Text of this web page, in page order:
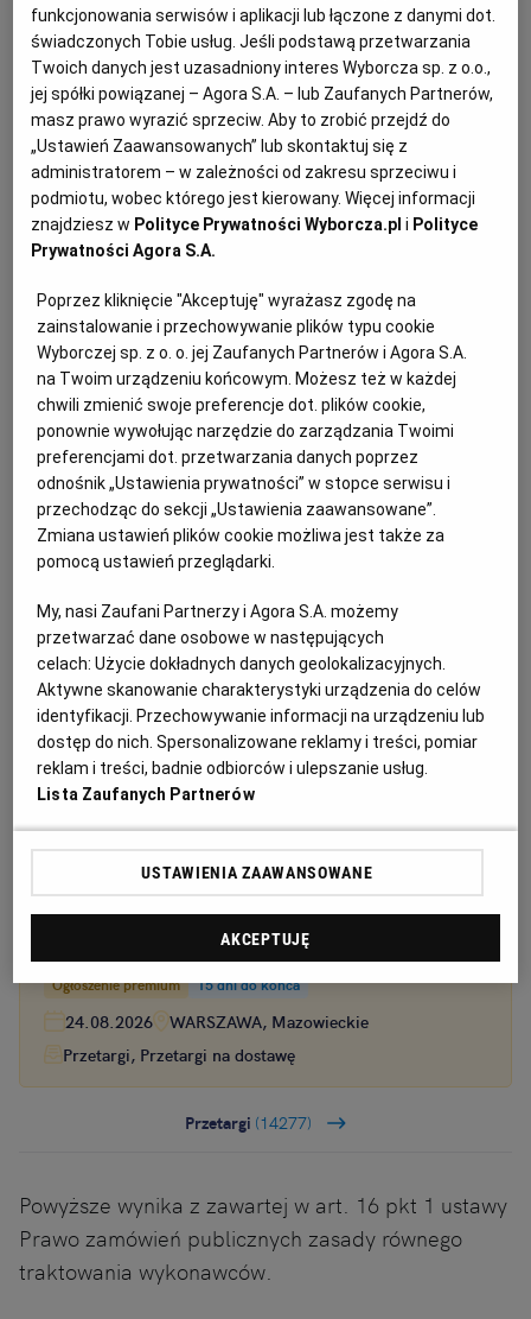
Odpowiedź
Ustawa Prawo zamówień publicznych nie daje
zamawiającemu możliwości ustalania takich
warunków udziału w postępowaniu o zamówienie
publiczne, które dają prawo do ubiegania się o
zamówienie wyłącznie firmom zlokalizowanym na
wskazanym przez zamawiającego terenie, np.
Ogłoszenia z kategorii Przetargi
Spółdzielnia Mieszkaniowa WOLA Administracja
Osiedla Bemowo IV ogłasza przetarg na wymianę
dźwigów
Ogłoszenie premium 15 dni do końca
24.08.2026
WARSZAWA, Mazowieckie
Przetargi, Przetargi na dostawę
Przetargi (14277)
Powyższe wynika z zawartej w art. 16 pkt 1 ustawy
Prawo zamówień publicznych zasady równego
traktowania wykonawców.
funkcjonowania serwisów i aplikacji lub łączone z danymi dot.
świadczonych Tobie usług. Jeśli podstawą przetwarzania
Twoich danych jest uzasadniony interes Wyborcza sp. z o.o.,
jej spółki powiązanej – Agora S.A. – lub Zaufanych Partnerów,
masz prawo wyrazić sprzeciw. Aby to zrobić przejdź do
„Ustawień Zaawansowanych” lub skontaktuj się z
administratorem – w zależności od zakresu sprzeciwu i
podmiotu, wobec którego jest kierowany. Więcej informacji
znajdziesz w Polityce Prywatności Wyborcza.pl i Polityce
Prywatności Agora S.A.
Poprzez kliknięcie "Akceptuję" wyrażasz zgodę na
zainstalowanie i przechowywanie plików typu cookie
Wyborczej sp. z o. o. jej Zaufanych Partnerów i Agora S.A.
na Twoim urządzeniu końcowym. Możesz też w każdej
chwili zmienić swoje preferencje dot. plików cookie,
ponownie wywołując narzędzie do zarządzania Twoimi
preferencjami dot. przetwarzania danych poprzez
odnośnik „Ustawienia prywatności” w stopce serwisu i
przechodząc do sekcji „Ustawienia zaawansowane”.
Zmiana ustawień plików cookie możliwa jest także za
pomocą ustawień przeglądarki.
My, nasi Zaufani Partnerzy i Agora S.A. możemy
przetwarzać dane osobowe w następujących
celach:Użycie dokładnych danych geolokalizacyjnych.
Aktywne skanowanie charakterystyki urządzenia do celów
identyfikacji. Przechowywanie informacji na urządzeniu lub
dostęp do nich. Spersonalizowane reklamy i treści, pomiar
reklam i treści, badnie odbiorców i ulepszanie usług.
Lista Zaufanych Partnerów
USTAWIENIA ZAAWANSOWANE
AKCEPTUJĘ